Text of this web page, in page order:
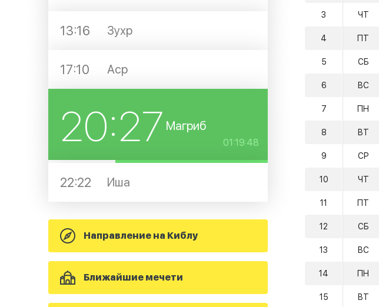
13:16 Зухр
17:10 Аср
20:27 Магриб
01:19:48
22:22 Иша
Направление на Киблу
Ближайшие мечети
3 ЧТ
4 ПТ
5 СБ
6 ВС
7 ПН
8 ВТ
9 СР
10 ЧТ
11 ПТ
12 СБ
13 ВС
14 ПН
15 ВТ